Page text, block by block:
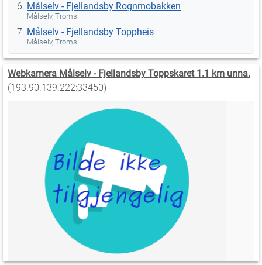
Målselv - Fjellandsby Rognmobakken
Målselv, Troms
Målselv - Fjellandsby Toppheis
Målselv, Troms
Webkamera Målselv - Fjellandsby Toppskaret 1.1 km unna.
(193.90.139.222:33450)